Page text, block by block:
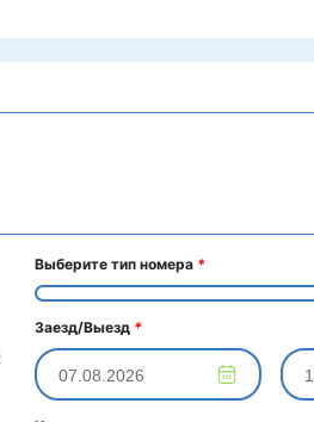
Выберите тип номера *
Заезд/Выезд *